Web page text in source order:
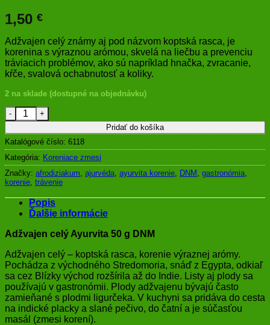
1,50 €
Adžvajen celý známy aj pod názvom koptská rasca, je
korenina s výraznou arómou, skvelá na liečbu a prevenciu
tráviacich problémov, ako sú napríklad hnačka, zvracanie,
kŕče, svalová ochabnutosť a koliky.
2 na sklade (dostupné na objednávku)
množstvo Adžvajen celý Ayurvita 50 g DNM
Pridať do košíka
Katalógové číslo: 6118
Kategória: Koreniace zmesi
Značky: afrodiziakum ajurvéda ayurvita korenie DNM gastronómia
korenie trávenie
Popis
Ďalšie informácie
Adžvajen celý Ayurvita 50 g DNM
Adžvajen celý – koptská rasca, korenie výraznej arómy.
Pochádza z východného Stredomoria, snáď z Egypta, odkiaľ
sa cez Blízky východ rozšírila až do Indie. Listy aj plody sa
používajú v gastronómii. Plody adžvajenu bývajú často
zamieňané s plodmi ligurčeka. V kuchyni sa pridáva do cesta
na indické placky a slané pečivo, do čatní a je súčasťou
masál (zmesi korení).